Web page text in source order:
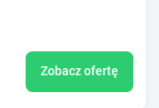
Zobacz ofertę